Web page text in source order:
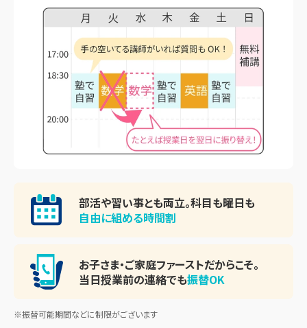
部活や習い事とも両立。科目も曜日も
自由に組める時間割
お子さま・ご家庭ファーストだからこそ。
当日授業前の連絡でも振替OK
※振替可能期間などに制限がございます